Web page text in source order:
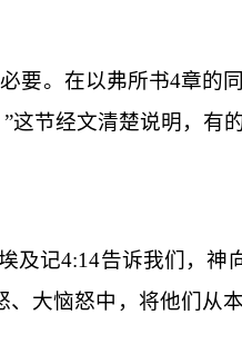
要。在以弗所书4章的
这节经文清楚说明，有
及记4:14告诉我们，神
大恼怒中，将他们从